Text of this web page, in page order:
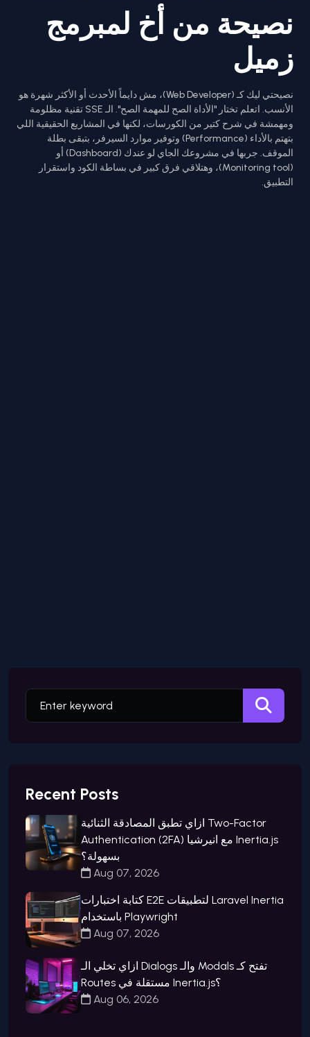
نصيحة من أخ لمبرمج
زميل
نصيحتي ليك كـ (Web Developer)، مش دايماً الأحدث أو الأكثر شهرة هو
الأنسب. اتعلم تختار "الأداة الصح للمهمة الصح". الـ SSE تقنية مظلومة
ومهمشة في شرح كتير من الكورسات، لكنها في المشاريع الحقيقية اللي
بتهتم بالأداء (Performance) وتوفير موارد السيرفر، بتبقى بطلة
الموقف. جربها في مشروعك الجاي لو عندك (Dashboard) أو
(Monitoring tool)، وهتلاقي فرق كبير في بساطة الكود واستقرار
التطبيق.
Recent Posts
ازاي تطبق المصادقة الثنائية Two-Factor
Authentication (2FA) مع انيرشيا Inertia.js
بسهولة؟
Aug 07, 2026
كتابة اختبارات E2E لتطبيقات Laravel Inertia
باستخدام Playwright
Aug 07, 2026
ازاي تخلي الـ Dialogs والـ Modals تفتح كـ
Routes مستقلة في Inertia.js؟
Aug 06, 2026